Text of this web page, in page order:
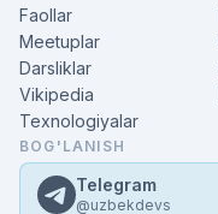
Faollar
Meetuplar
Darsliklar
Vikipedia
Texnologiyalar
BOG'LANISH
Telegram
@uzbekdevs